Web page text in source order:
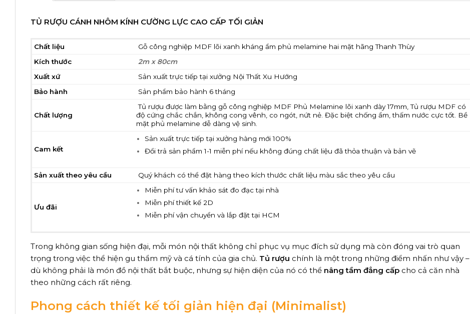
TỦ RƯỢU CÁNH NHÔM KÍNH CƯỜNG LỰC CAO CẤP TỐI GIẢN
Chất liệu
Gỗ công nghiệp MDF lõi xanh kháng ẩm phủ melamine hai mặt hãng Thanh Thùy
Kích thước
2m x 80cm
Xuất xứ
Sản xuất trực tiếp tại xưởng Nội Thất Xu Hướng
Bảo hành
Sản phẩm bảo hành 6 tháng
Chất lượng
Tủ rượu được làm bằng gỗ công nghiệp MDF Phủ Melamine lõi xanh dày 17mm, Tủ rượu MDF có
độ cứng chắc chắn, không cong vênh, co ngót, nứt nẻ. Đặc biệt chống ẩm, thấm nước cực tốt. Bề
mặt phủ melamine dễ dàng vệ sinh.
Cam kết
Sản xuất trực tiếp tại xưởng hàng mới 100%
Đổi trả sản phẩm 1-1 miễn phí nếu không đúng chất liệu đã thỏa thuận và bản vẽ
Sản xuất theo yêu cầu Quý khách có thể đặt hàng theo kích thước chất liệu màu sắc theo yêu cầu
Ưu đãi
Miễn phí tư vấn khảo sát đo đạc tại nhà
Miễn phí thiết kế 2D
Miễn phí vận chuyển và lắp đặt tại HCM
Trong không gian sống hiện đại, mỗi món nội thất không chỉ phục vụ mục đích sử dụng mà còn đóng vai trò quan
trọng trong việc thể hiện gu thẩm mỹ và cá tính của gia chủ. Tủ rượu chính là một trong những điểm nhấn như vậy –
dù không phải là món đồ nội thất bắt buộc, nhưng sự hiện diện của nó có thể nâng tầm đẳng cấp cho cả căn nhà
theo những cách rất riêng.
Phong cách thiết kế tối giản hiện đại (Minimalist)